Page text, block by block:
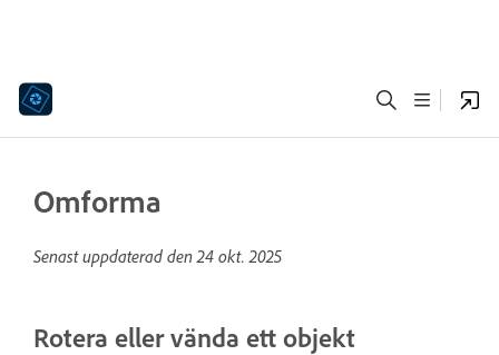
Omforma
Senast uppdaterad den24 okt. 2025
Rotera eller vända ett objekt